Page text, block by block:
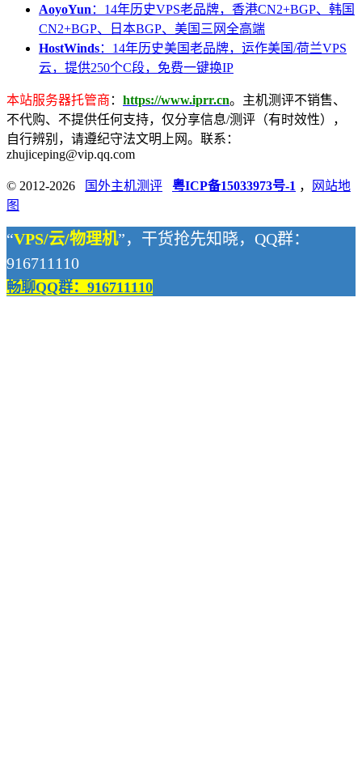
AoyoYun ：14年历史VPS老品牌，香港CN2+BGP、韩国
CN2+BGP、日本BGP、美国三网全高端
HostWinds：14年历史美国老品牌，运作美国/荷兰VPS
云，提供250个C段，免费一键换IP
本站服务器托管商 ： https://www.iprr.cn。主机测评不销售、
不代购、不提供任何支持，仅分享信息/测评（有时效性），
自行辨别，请遵纪守法文明上网。联系：
zhujiceping@vip.qq.com
© 2012-2026 国外主机测评 粤ICP备15033973号-1 ，
网站地
图
“VPS/云/物理机”，干货抢先知晓，QQ群：
916711110
畅聊QQ群：916711110